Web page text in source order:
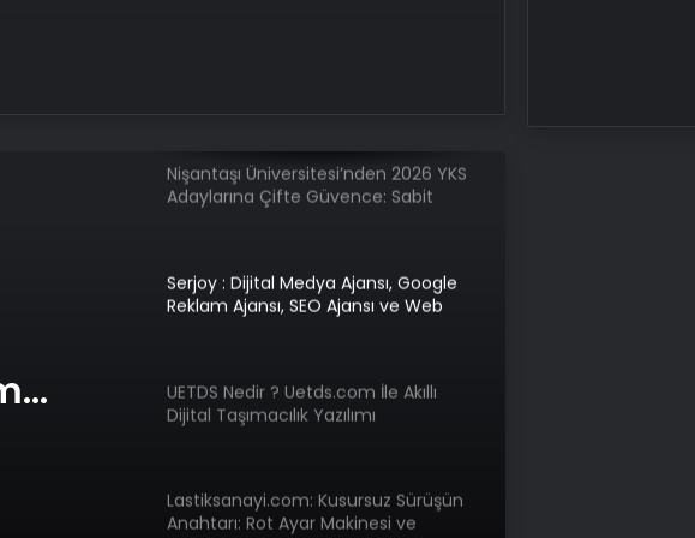
Serjoy : Dijital Medya Ajansı, Google
Reklam Ajansı, SEO Ajansı ve Web
UETDS Nedir ? Uetds.com İle Akıllı
Dijital Taşımacılık Yazılımı
Lastiksanayi.com: Kusursuz Sürüşün
Anahtarı: Rot Ayar Makinesi ve
Bigo Elmas Bayi – Güvenli, Hızlı ve